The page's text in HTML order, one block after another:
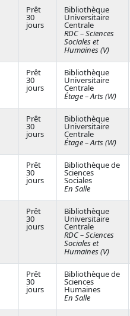
Prêt
30
jours
Bibliothèque
Universitaire
Centrale
RDC – Sciences
Sociales et
Humaines (V)
Prêt
30
jours
Bibliothèque
Universitaire
Centrale
Étage – Arts (W)
Prêt
30
jours
Bibliothèque
Universitaire
Centrale
Étage – Arts (W)
Prêt
30
jours
Bibliothèque de
Sciences
Sociales
En Salle
Prêt
30
jours
Bibliothèque
Universitaire
Centrale
RDC – Sciences
Sociales et
Humaines (V)
Prêt
30
jours
Bibliothèque de
Sciences
Humaines
En Salle